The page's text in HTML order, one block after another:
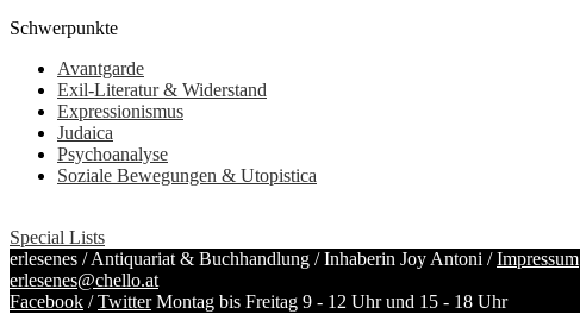
Schwerpunkte
Avantgarde
Exil-Literatur & Widerstand
Expressionismus
Judaica
Psychoanalyse
Soziale Bewegungen & Utopistica
Special Lists
erlesenes / Antiquariat & Buchhandlung / Inhaberin Joy Antoni /Impressum
erlesenes@chello.at
Facebook /Twitter Montag bis Freitag 9 - 12 Uhr und 15 - 18 Uhr